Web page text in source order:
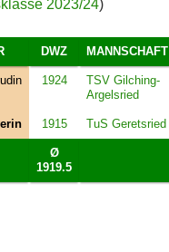
2023/24)
DWZ MANNSCHAFT
1924
TSV Gilching-
Argelsried
1915 TuS Geretsried
Ø
1919.5